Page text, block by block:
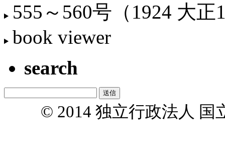
555～560号（1924 大正
book viewer
search
© 2014 独立行政法人 国